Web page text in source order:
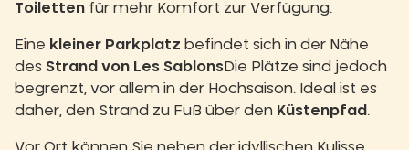
Toiletten für mehr Komfort zur Verfügung.
Eine kleiner Parkplatz befindet sich in der Nähe
des Strand von Les SablonsDie Plätze sind jedoch
begrenzt, vor allem in der Hochsaison. Ideal ist es
daher, den Strand zu Fuß über den Küstenpfad .